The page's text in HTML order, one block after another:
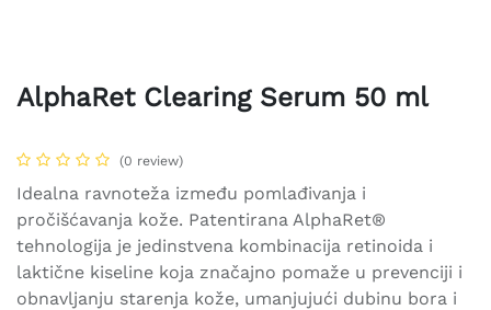
AlphaRet Clearing Serum 50 ml
(0 review)
Idealna ravnoteža između pomlađivanja i
pročišćavanja kože. Patentirana AlphaRet®
tehnologija je jedinstvena kombinacija retinoida i
laktične kiseline koja značajno pomaže u prevenciji i
obnavljanju starenja kože, umanjujući dubinu bora i